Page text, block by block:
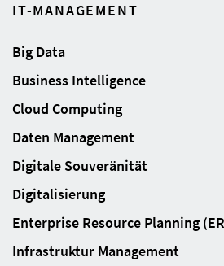
IT-MANAGEMENT
Big Data
Business Intelligence
Cloud Computing
Daten Management
Digitale Souveränität
Digitalisierung
Enterprise Resource Planning
Infrastruktur Management